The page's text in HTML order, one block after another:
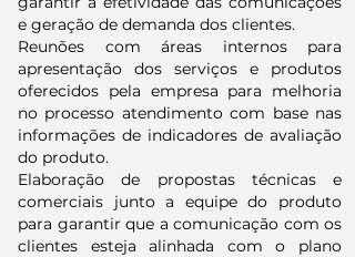
e geração de demanda dos clientes.
Reunões com áreas internos para
apresentação dos serviços e produtos
oferecidos pela empresa para melhoria
no processo atendimento com base nas
informações de indicadores de avaliação
do produto.
Elaboração de propostas técnicas e
comerciais junto a equipe do produto
para garantir que a comunicação com os
clientes esteja alinhada com o plano